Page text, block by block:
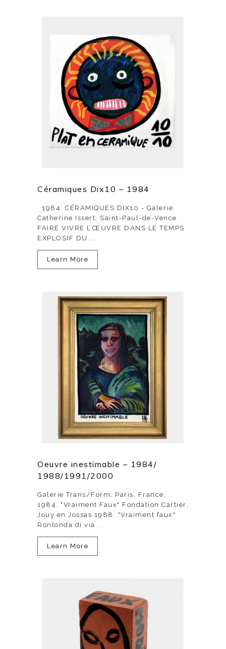
Céramiques Dix10 – 1984
1984 CÉRAMIQUES DIX10 - Galerie
Catherine Issert, Saint-Paul-de-Vence
FAIRE VIVRE L’ŒUVRE DANS LE TEMPS
EXPLOSIF DU ...
Learn More
Oeuvre inestimable – 1984/
1988/1991/2000
Galerie Trans/Form, Paris, France,
1984. "Vraiment Faux" Fondation Cartier,
Jouy en Jossas 1988. "Vraiment faux"
Rontonda di via ...
Learn More